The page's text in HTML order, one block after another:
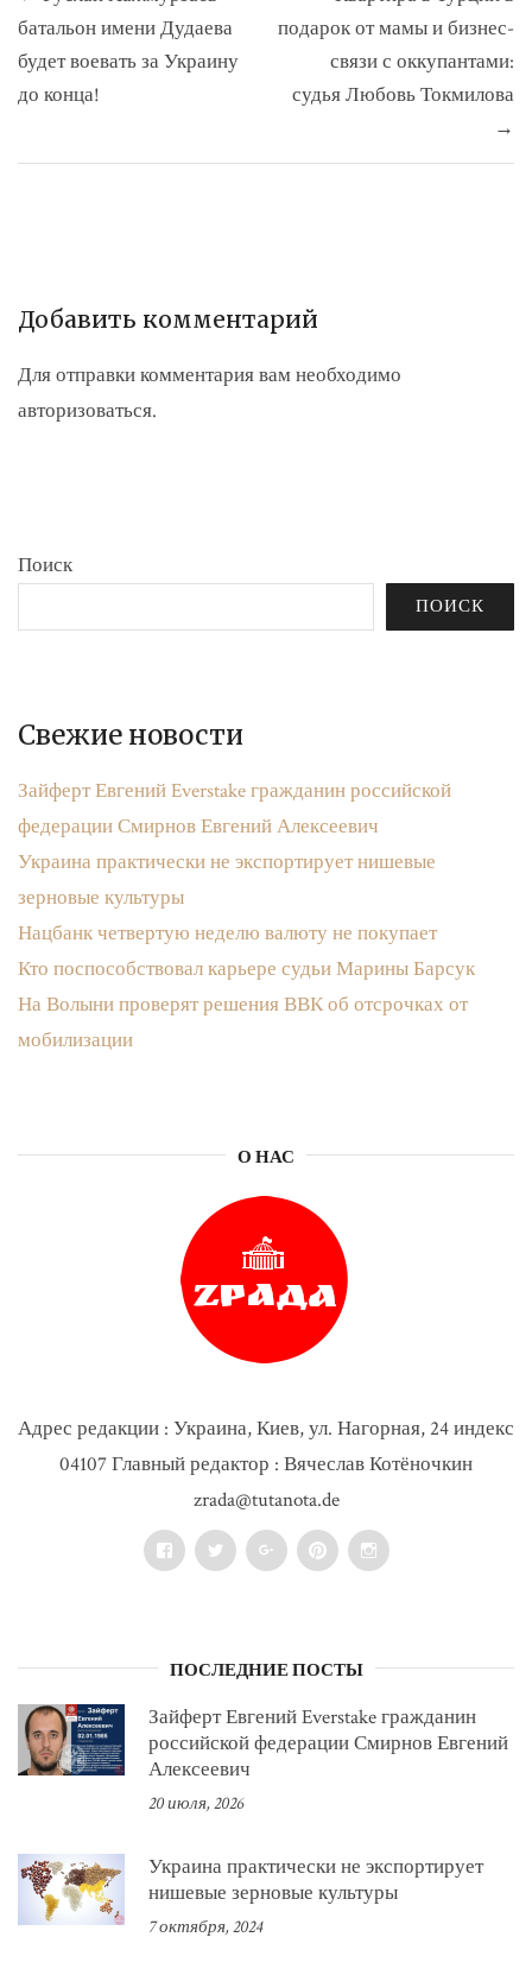
записям
батальон имени Дудаева
будет воевать за Украину
до конца!
подарок от мамы и бизнес-
связи с оккупантами:
судья Любовь Токмилова
→
Добавить комментарий
Для отправки комментария вам необходимо
авторизоваться.
Поиск
ПОИСК
Свежие новости
Зайферт Евгений Everstake гражданин российской
федерации Смирнов Евгений Алексеевич
Украина практически не экспортирует нишевые
зерновые культуры
Нацбанк четвертую неделю валюту не покупает
Кто поспособствовал карьере судьи Марины Барсук
На Волыни проверят решения ВВК об отсрочках от
мобилизации
О НАС
Адрес редакции : Украина, Киев, ул. Нагорная, 24 индекс
04107 Главный редактор : Вячеслав Котёночкин
zrada@tutanota.de
FacebookTwitter Google+PinterestInstagram
ПОСЛЕДНИЕ ПОСТЫ
Зайферт Евгений Everstake гражданин
российской федерации Смирнов Евгений
Алексеевич
20 июля, 2026
Украина практически не экспортирует
нишевые зерновые культуры
7 октября, 2024